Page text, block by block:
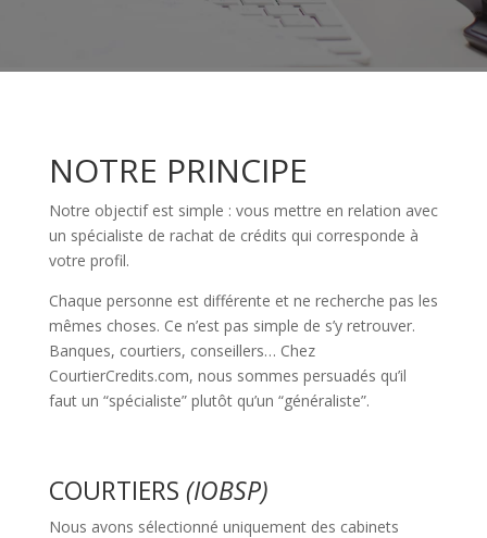
NOTRE PRINCIPE
Notre objectif est simple : vous mettre en relation avec
un spécialiste de rachat de crédits qui corresponde à
votre profil.
Chaque personne est différente et ne recherche pas les
mêmes choses. Ce n’est pas simple de s’y retrouver.
Banques, courtiers, conseillers… Chez
CourtierCredits.com, nous sommes persuadés qu’il
faut un “spécialiste” plutôt qu’un “généraliste”.
COURTIERS (IOBSP)
Nous avons sélectionné uniquement des cabinets